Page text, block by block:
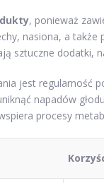
, ponieważ
nasiona, a także
sztuczne dodatki,
jest regularność
napadów
procesy